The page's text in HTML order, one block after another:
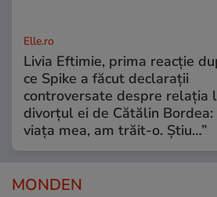
Elle.ro
Livia Eftimie, prima reacție
ce Spike a făcut declarații
controversate despre relația
divorțul ei de Cătălin Bordea:
viața mea, am trăit-o. Știu…”
MONDEN